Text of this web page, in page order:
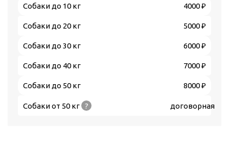
Собаки до 10 кг 4000 ₽
Собаки до 20 кг 5000 ₽
Собаки до 30 кг 6000 ₽
Собаки до 40 кг 7000 ₽
Собаки до 50 кг 8000 ₽
Собаки от 50 кг ? договорная